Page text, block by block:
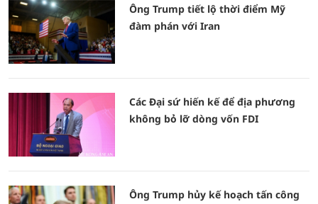
Ông Trump tiết lộ thời điểm Mỹ
đàm phán với Iran
Các Đại sứ hiến kế để địa phương
không bỏ lỡ dòng vốn FDI
Ông Trump hủy kế hoạch tấn công